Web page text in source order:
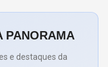
PANORAMA
e destaques da